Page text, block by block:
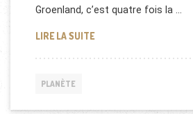
Groenland, c’est quatre fois la …
LIRE LA SUITEDOCUMENTAIRE SUR LE
PLANÈTE